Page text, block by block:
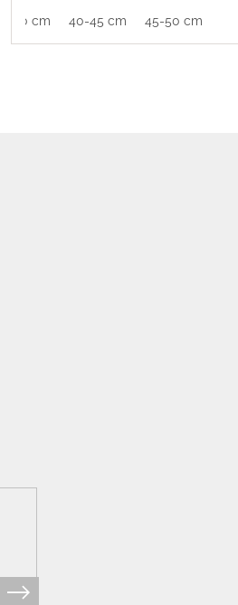
hvězdiček.
35-40 cm 40-45 cm 45-50 cm